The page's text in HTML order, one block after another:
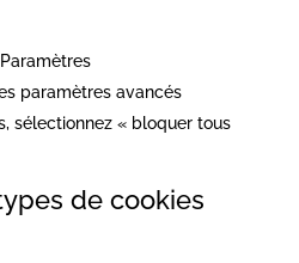
paramètres avancés
sélectionnez « bloquer tous
de cookies